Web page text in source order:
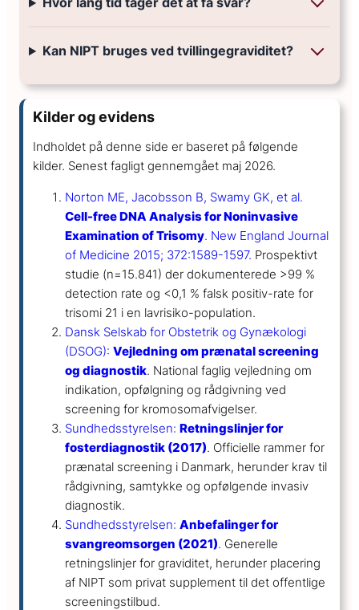
Kan NIPT bruges ved tvillingegraviditet?
Kilder og evidens
Indholdet på denne side er baseret på følgende
kilder. Senest fagligt gennemgået maj 2026.
Norton ME, Jacobsson B, Swamy GK, et al.
Cell-free DNA Analysis for Noninvasive
Examination of Trisomy. New England Journal
of Medicine 2015; 372:1589-1597. Prospektivt
studie (n=15.841) der dokumenterede >99 %
detection rate og <0,1 % falsk positiv-rate for
trisomi 21 i en lavrisiko-population.
Dansk Selskab for Obstetrik og Gynækologi
(DSOG): Vejledning om prænatal screening
og diagnostik. National faglig vejledning om
indikation, opfølgning og rådgivning ved
screening for kromosomafvigelser.
Sundhedsstyrelsen: Retningslinjer for
fosterdiagnostik (2017). Officielle rammer for
prænatal screening i Danmark, herunder krav til
rådgivning, samtykke og opfølgende invasiv
diagnostik.
Sundhedsstyrelsen: Anbefalinger for
svangreomsorgen (2021). Generelle
retningslinjer for graviditet, herunder placering
af NIPT som privat supplement til det offentlige
screeningstilbud.